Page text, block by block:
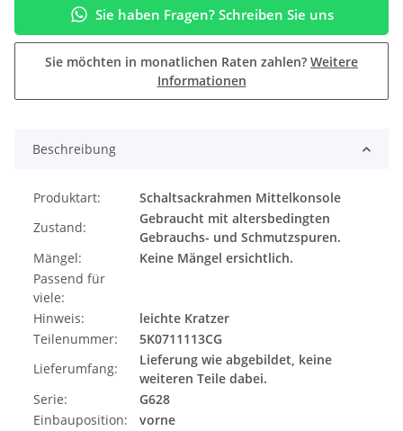
Sie haben Fragen? Schreiben Sie uns
Sie möchten in monatlichen Raten zahlen? Weitere
Informationen
Beschreibung
Produktart:
Schaltsackrahmen Mittelkonsole
Zustand:
Gebraucht mit altersbedingten
Gebrauchs- und Schmutzspuren.
Mängel:
Keine Mängel ersichtlich.
Passend für
viele:
Hinweis:
leichte Kratzer
Teilenummer:
5K0711113CG
Lieferumfang:
Lieferung wie abgebildet, keine
weiteren Teile dabei.
Serie:
G628
Einbauposition:
vorne